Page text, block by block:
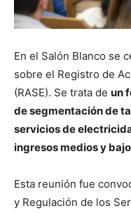
En el Salón Blanco se
sobre el Registro de
(RASE). Se trata de un
de segmentación de
servicios de
ingresos medios y
Esta reunión fue
y Regulación de los